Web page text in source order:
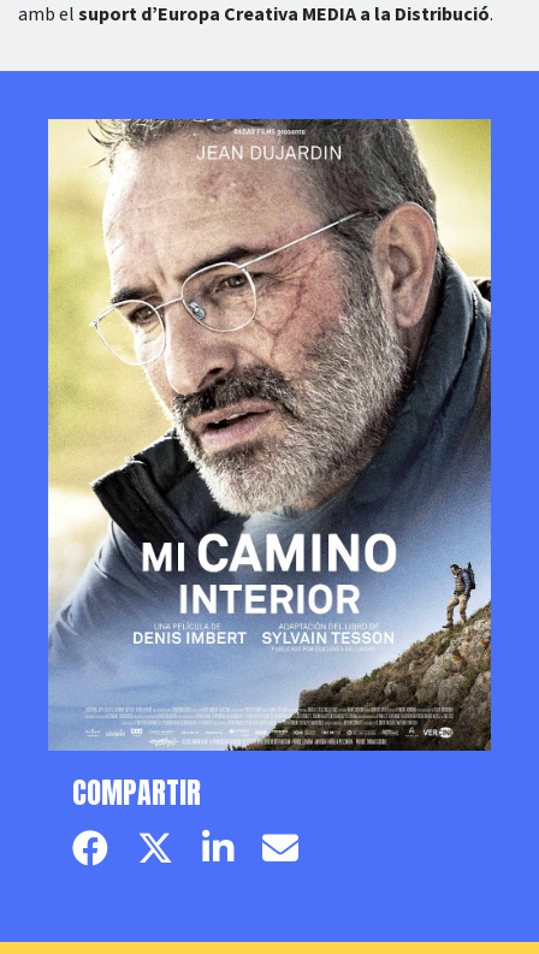
amb elsuport d’Europa Creativa MEDIA a la Distribució.
COMPARTIR
Facebook pageTwitter page
LinkedinEmail